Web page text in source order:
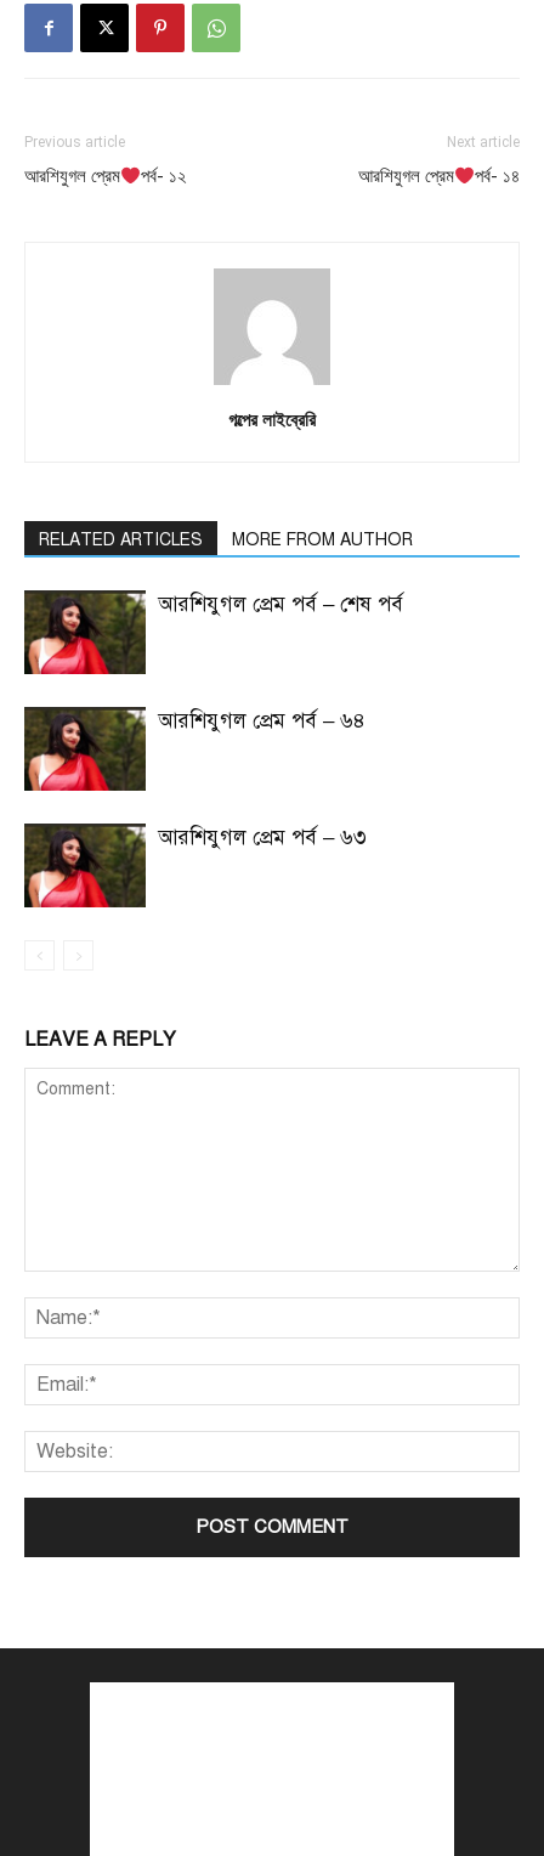
Previous article
আরশিযুগল প্রেম পর্ব- ১২
Next article
আরশিযুগল প্রেম পর্ব- ১৪
গল্পের লাইব্রেরি
RELATED ARTICLES MORE FROM AUTHOR
আরশিযুগল প্রেম পর্ব – শেষ পর্ব
আরশিযুগল প্রেম পর্ব – ৬৪
আরশিযুগল প্রেম পর্ব – ৬৩
LEAVE A REPLY